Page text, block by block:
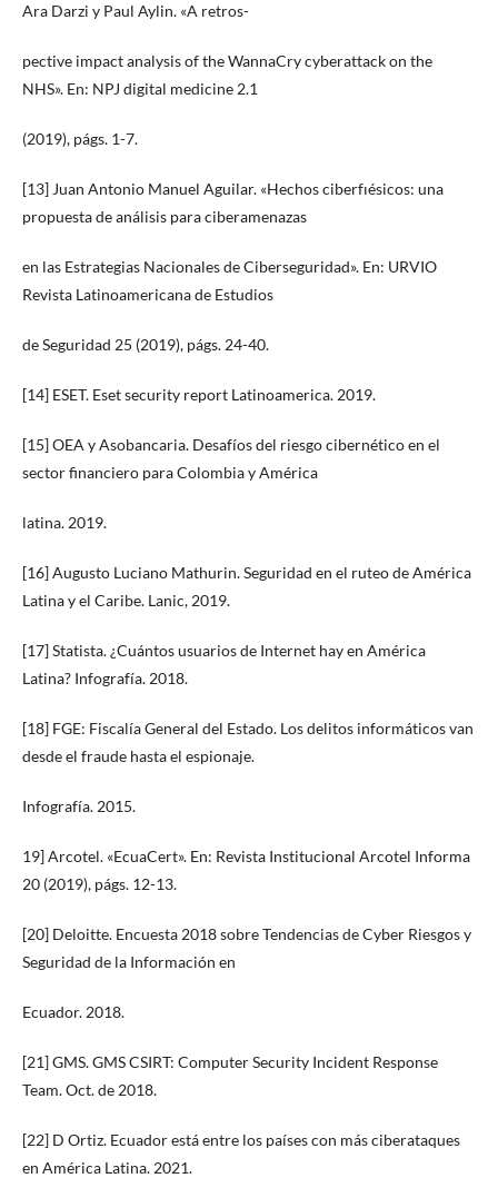
Ara Darzi y Paul Aylin. «A retros-
pective impact analysis of the WannaCry cyberattack on the
NHS». En: NPJ digital medicine 2.1
(2019), págs. 1-7.
[13] Juan Antonio Manuel Aguilar. «Hechos ciberfıésicos: una
propuesta de análisis para ciberamenazas
en las Estrategias Nacionales de Ciberseguridad». En: URVIO
Revista Latinoamericana de Estudios
de Seguridad 25 (2019), págs. 24-40.
[14] ESET. Eset security report Latinoamerica. 2019.
[15] OEA y Asobancaria. Desafíos del riesgo cibernético en el
sector financiero para Colombia y América
latina. 2019.
[16] Augusto Luciano Mathurin. Seguridad en el ruteo de América
Latina y el Caribe. Lanic, 2019.
[17] Statista. ¿Cuántos usuarios de Internet hay en América
Latina? Infografía. 2018.
[18] FGE: Fiscalía General del Estado. Los delitos informáticos van
desde el fraude hasta el espionaje.
Infografía. 2015.
19] Arcotel. «EcuaCert». En: Revista Institucional Arcotel Informa
20 (2019), págs. 12-13.
[20] Deloitte. Encuesta 2018 sobre Tendencias de Cyber Riesgos y
Seguridad de la Información en
Ecuador. 2018.
[21] GMS. GMS CSIRT: Computer Security Incident Response
Team. Oct. de 2018.
[22] D Ortiz. Ecuador está entre los países con más ciberataques
en América Latina. 2021.